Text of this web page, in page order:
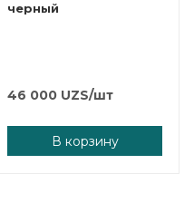
/шт
черный
46 000 UZS/шт
В корзину